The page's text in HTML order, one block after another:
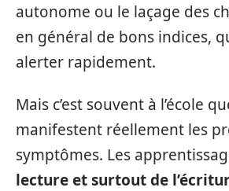
autonome ou le laçage des
en général de bons indices,
alerter rapidement.
Mais c’est souvent à l’école
manifestent réellement les
symptômes. Les
lecture et surtout de